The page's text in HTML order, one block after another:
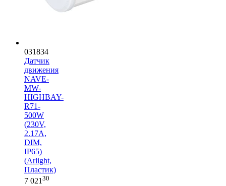
031834
Датчик
движения
NAVE-
MW-
HIGHBAY-
R71-
500W
(230V,
2.17A,
DIM,
IP65)
(Arlight,
Пластик)
7 021 30